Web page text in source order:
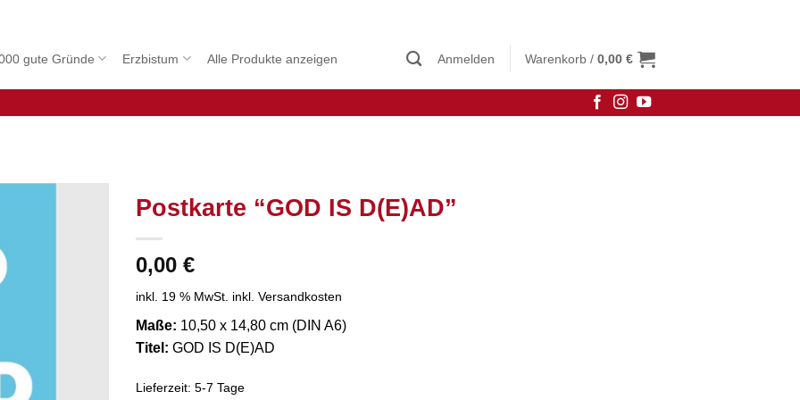
gute Gründe Erzbistum Alle Produkte anzeigen Anmelden Warenkorb / 0,00 €
Postkarte “GOD IS D(E)AD”
0,00 €
inkl. 19 % MwSt. inkl. Versandkosten
Maße: 10,50 x 14,80 cm (DIN A6)
Titel: GOD IS D(E)AD
Lieferzeit: 5-7 Tage